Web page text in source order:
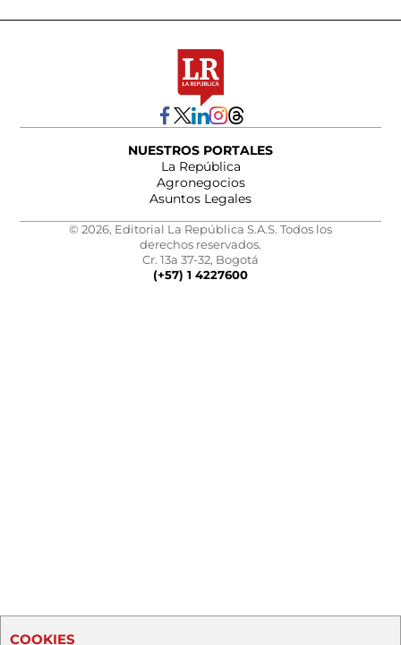
NUESTROS PORTALES
La República
Agronegocios
Asuntos Legales
© 2026, Editorial La República S.A.S. Todos los
derechos reservados.
Cr. 13a 37-32, Bogotá
(+57) 1 4227600
COOKIES